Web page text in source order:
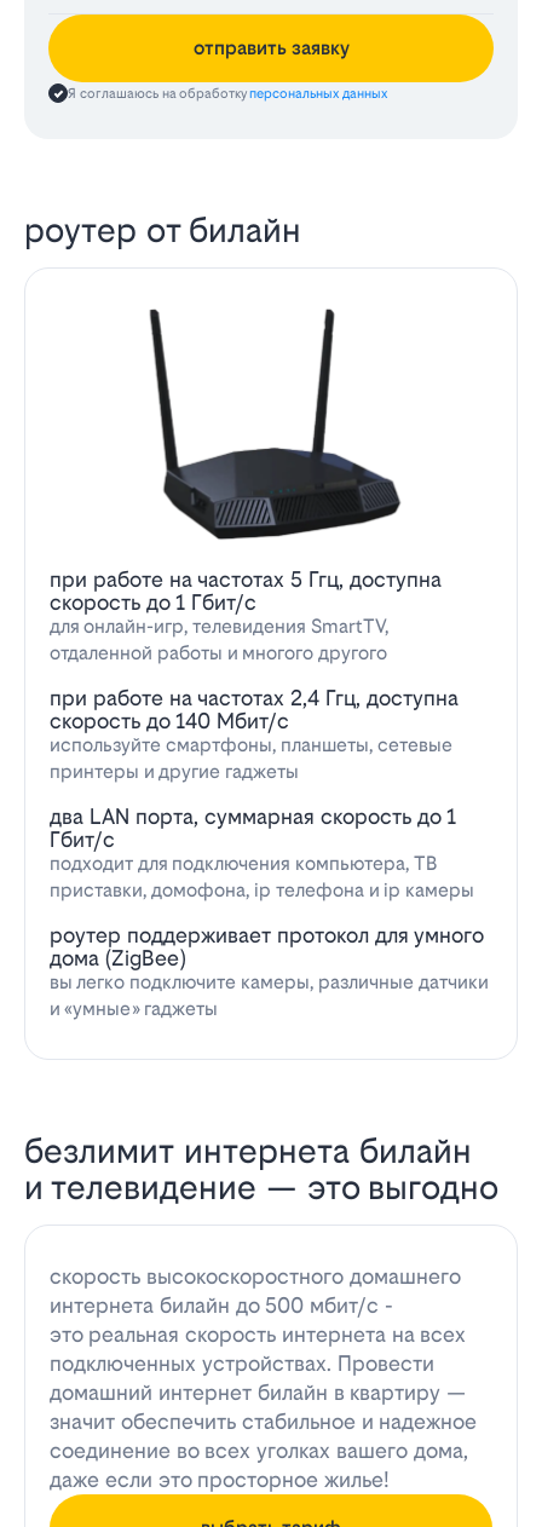
отправить заявку
Я соглашаюсь на обработкуперсональных данных
роутер от билайн
при работе на частотах 5 Ггц, доступна
скорость до 1 Гбит/с
для онлайн-игр, телевидения SmartTV,
отдаленной работы и многого другого
при работе на частотах 2,4 Ггц, доступна
скорость до 140 Мбит/с
используйте смартфоны, планшеты, сетевые
принтеры и другие гаджеты
два LAN порта, суммарная скорость до 1
Гбит/с
подходит для подключения компьютера, ТВ
приставки, домофона, ip телефона и ip камеры
роутер поддерживает протокол для умного
дома (ZigBee)
вы легко подключите камеры, различные датчики
и «умные» гаджеты
безлимит интернета билайн
и телевидение — это выгодно
скорость высокоскоростного домашнего
интернета билайн до 500 мбит/с -
это реальная скорость интернета на всех
подключенных устройствах. Провести
домашний интернет билайн в квартиру —
значит обеспечить стабильное и надежное
соединение во всех уголках вашего дома,
даже если это просторное жилье!